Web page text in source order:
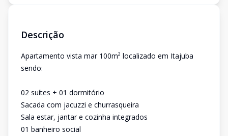
Descrição
Apartamento vista mar 100m² localizado em Itajuba
sendo:
02 suítes + 01 dormitório
Sacada com jacuzzi e churrasqueira
Sala estar, jantar e cozinha integrados
01 banheiro social